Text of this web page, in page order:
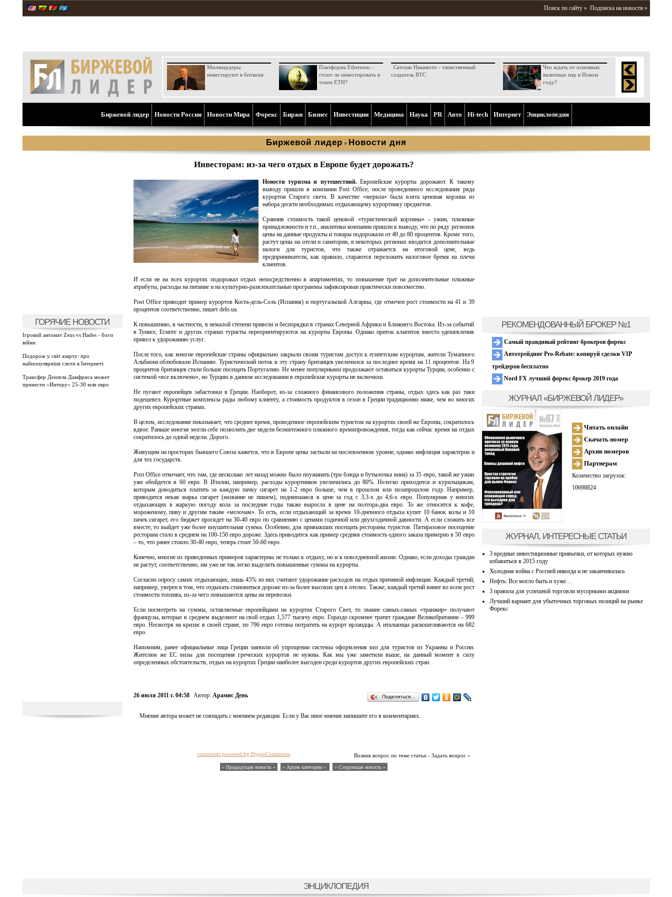
Поиск по сайту » Подписка на новости »
Миллиардеры
инвестируют в биткоин
Платформа Ethereum -
стоит ли инвестировать в
токен ETH?
Сатоши Накамото - таинственный
создатель BTC
Что ждать от основных
валютных пар в Новом
году?
Биржевой лидер Новости России Новости Мира Форекс Биржи Бизнес Инвестиции Медицина Наука PR Aвто Hi-tech Интернет Энциклопедия
Биржевой лидер » Новости дня
ГОРЯЧИЕ НОВОСТИ
Ігровий автомат Zeus vs Hades - боги
війни
Подорож у світ азарту: про
найпопулярніші слоти в Інтернеті
Трансфер Дензела Дамфриса может
принести «Интеру» 25-30 млн евро
Инвесторам: из-за чего отдых в Европе будет дорожать?
Новости туризма и путешествий.Европейские курорты дорожают. К такому
выводу пришли в компании Post Office, после проведенного исследования ряда
курортов Старого света. В качестве «мерила» была взята ценовая корзина из
набора десяти необходимых отдыхающему курортнику предметов.
Сравнив стоимость такой ценовой «туристической корзины» - ужин, пляжные
принадлежности и т.п., аналитики компании пришли к выводу, что по ряду регионов
цены на данные продукты и товары подорожали от 40 до 80 процентов. Кроме того,
растут цены на отели и санатории, в некоторых регионах вводятся дополнительные
налоги для туристов, что также отражается на итоговой цене, ведь
предприниматели, как правило, стараются переложить налоговое бремя на плечи
клиентов.
И если не на всех курортах подорожал отдых непосредственно в апартаментах, то повышение трат на дополнительные пляжные
атрибуты, расходы на питание и на культурно-развлекательные программы зафиксирован практически повсеместно.
Post Office приводит пример курортов Коста-дель-Соль (Испания) и португальской Алгарвы, где отмечен рост стоимости на 41 и 39
процентов соответственно, пишет delo.ua.
К повышению, в частности, в немалой степени привели и беспорядки в странах Северной Африки и Ближнего Востока. Из-за событий
в Тунисе, Египте и других странах туристы переориентируются на курорты Европы. Однако приток клиентов вместо удешевления
привел к удорожанию услуг.
После того, как многие европейские страны официально закрыли своим туристам доступ к египетским курортам, жители Туманного
Альбиона облюбовали Испанию. Туристический поток в эту страну британцев увеличился за последнее время на 11 процентов. На 9
процентов британцев стали больше посещать Португалию. Не менее популярными продолжают оставаться курорты Турции, особенно с
системой «все включено», но Турцию в данном исследовании в европейские курорты не включили.
Не пугают европейцев забастовки в Греции. Наоборот, из-за сложного финансового положения страны, отдых здесь как раз таки
подешевел. Курортные комплексы рады любому клиенту, а стоимость продуктов в сезон в Греции традиционно ниже, чем во многих
других европейских странах.
В целом, исследование показывает, что среднее время, проведенное европейским туристом на курортах своей же Европы, сократилось
вдвое. Раньше многие могли себе позволить две недели безмятежного пляжного времяпровождения, тогда как сейчас время на отдых
сократилось до одной недели. Дорого.
Живущим на просторах бывшего Союза кажется, что в Европе цены застыли на послевоенном уровне, однако инфляция характерна и
для тех государств.
Post Office отмечает, что там, где несколько лет назад можно было поужинать (три блюда и бутылочка вина) за 35 евро, такой же ужин
уже обойдется в 60 евро. В Италии, например, расходы курортников увеличились до 80%. Нелегко приходится и курильщикам,
которым доводиться платить за каждую пачку сигарет на 1-2 евро больше, чем в прошлом или позапрошлом году. Например,
приводится некая марка сигарет (название не пишем), поднявшаяся в цене за год с 3,3-х до 4,6-х евро. Популярная у многих
отдыхающих в жаркую погоду кола за последние годы также выросла в цене на полтора-два евро. То же относится к кофе,
мороженому, пиву и другим таким «мелочам». То есть, если отдыхающий за время 10-дневного отдыха купит 10 банок колы и 10
пачек сигарет, его бюджет просядет на 30-40 евро по сравнению с ценами годичной или двухгодичной давности. А если сложить все
вместе, то выйдет уже более внушительная сумма. Особенно, для привыкших посещать рестораны туристов. Пятиразовое посещение
ресторана стало в среднем на 100-150 евро дороже. Здесь приводится как пример средняя стоимость одного заказа примерно в 50 евро
– то, что ранее стоило 30-40 евро, теперь стоит 50-60 евро.
Конечно, многие из приведенных примеров характерны не только к отдыху, но и к повседневной жизни. Однако, если доходы граждан
не растут, соответственно, им уже не так легко выделять повышенные суммы на курорты.
Согласно опросу самих отдыхающих, лишь 45% из них считают удорожание расходов на отдых причиной инфляции. Каждый третий,
например, уверен в том, что отдыхать становиться дороже из-за более высоких цен в отелях. Также, каждый третий винит во всем рост
стоимости топлива, из-за чего повышаются цены на перевозки.
Если посмотреть на суммы, оставляемые европейцами на курортах Старого Свет, то звание самых-самых «транжир» получают
французы, которые в среднем выделяют на свой отдых 1,577 тысячу евро. Гораздо скромнее тратят граждане Великобритании – 999
евро. Несмотря на кризис в своей стране, по 796 евро готовы потратить на курорт ирландцы. А итальянцы раскошеливаются на 682
евро.
Напомним, ранее официальные лица Греции заявили об упрощении системы оформления виз для туристов из Украины и России.
Жителям же ЕС визы для посещения греческих курортов не нужны. Как мы уже заметили выше, на данный момент в силу
определенных обстоятельств, отдых на курортах Греции наиболее выгоден среди курортов других европейских стран.
26 июля 2011 г. 04:58 Автор: Арамис День Поделиться…
Мнение автора может не совпадать с мнением редакции. Если у Вас иное мнение напишите его в комментариях.
Возник вопрос по теме статьи - Задать вопрос »
comments powered by HyperComments
« Предыдущая новость « » Архив категории « » Следующая новость »
РЕКОМЕНДОВАННЫЙ БРОКЕР №1
Самый правдивый рейтинг брокеров форекс
Автотрейдинг Pro-Rebate: копируй сделки VIP
трейдеров бесплатно
Nord FX лучший форекс брокер 2019 года
ЖУРНАЛ «БИРЖЕВОЙ ЛИДЕР»
Читать онлайн
Скачать номер
Архив номеров
Партнерам
Количество загрузок:
10698824
ЖУРНАЛ, ИНТЕРЕСНЫЕ СТАТЬИ
3 вредные инвестиционные привычки, от которых нужно
избавиться в 2015 году
Холодная война с Россией никогда и не заканчивалась
Нефть: Все могло быть и хуже…
3 правила для успешной торговли мусорными акциями
Лучший вариант для убыточных торговых позиций на рынке
Форекс
ЭНЦИКЛОПЕДИЯ